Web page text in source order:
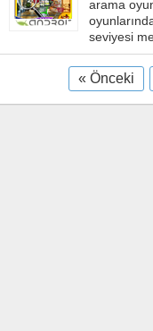
arama
seviyesi
« Önceki